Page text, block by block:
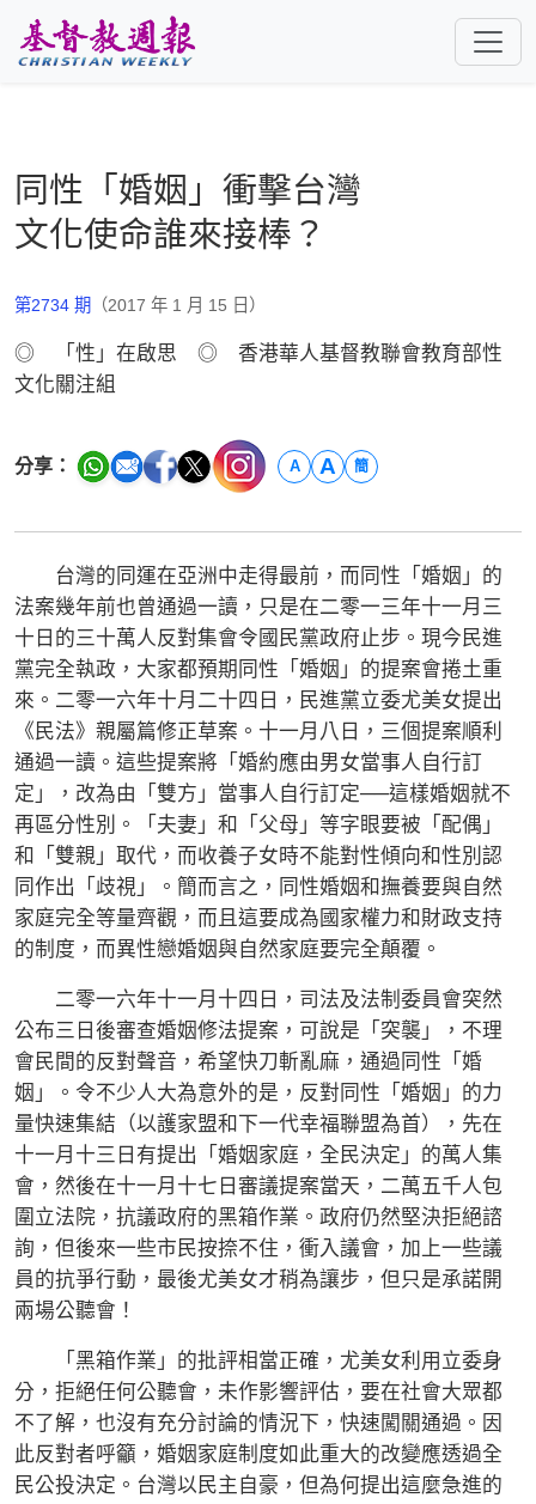
同性「婚姻」衝擊台灣
文化使命誰來接棒？
第2734 期 （2017 年 1 月 15 日）
◎ 「性」在啟思 ◎ 香港華人基督教聯會教育部性
文化關注組
分享： A A 簡
台灣的同運在亞洲中走得最前，而同性「婚姻」的
法案幾年前也曾通過一讀，只是在二零一三年十一月三
十日的三十萬人反對集會令國民黨政府止步。現今民進
黨完全執政，大家都預期同性「婚姻」的提案會捲土重
來。二零一六年十月二十四日，民進黨立委尤美女提出
《民法》親屬篇修正草案。十一月八日，三個提案順利
通過一讀。這些提案將「婚約應由男女當事人自行訂
定」，改為由「雙方」當事人自行訂定──這樣婚姻就不
再區分性別。「夫妻」和「父母」等字眼要被「配偶」
和「雙親」取代，而收養子女時不能對性傾向和性別認
同作出「歧視」。簡而言之，同性婚姻和撫養要與自然
家庭完全等量齊觀，而且這要成為國家權力和財政支持
的制度，而異性戀婚姻與自然家庭要完全顛覆。
二零一六年十一月十四日，司法及法制委員會突然
公布三日後審查婚姻修法提案，可說是「突襲」，不理
會民間的反對聲音，希望快刀斬亂麻，通過同性「婚
姻」。令不少人大為意外的是，反對同性「婚姻」的力
量快速集結（以護家盟和下一代幸福聯盟為首），先在
十一月十三日有提出「婚姻家庭，全民決定」的萬人集
會，然後在十一月十七日審議提案當天，二萬五千人包
圍立法院，抗議政府的黑箱作業。政府仍然堅決拒絕諮
詢，但後來一些市民按捺不住，衝入議會，加上一些議
員的抗爭行動，最後尤美女才稍為讓步，但只是承諾開
兩場公聽會！
「黑箱作業」的批評相當正確，尤美女利用立委身
分，拒絕任何公聽會，未作影響評估，要在社會大眾都
不了解，也沒有充分討論的情況下，快速闖關通過。因
此反對者呼籲，婚姻家庭制度如此重大的改變應透過全
民公投決定。台灣以民主自豪，但為何提出這麼急進的